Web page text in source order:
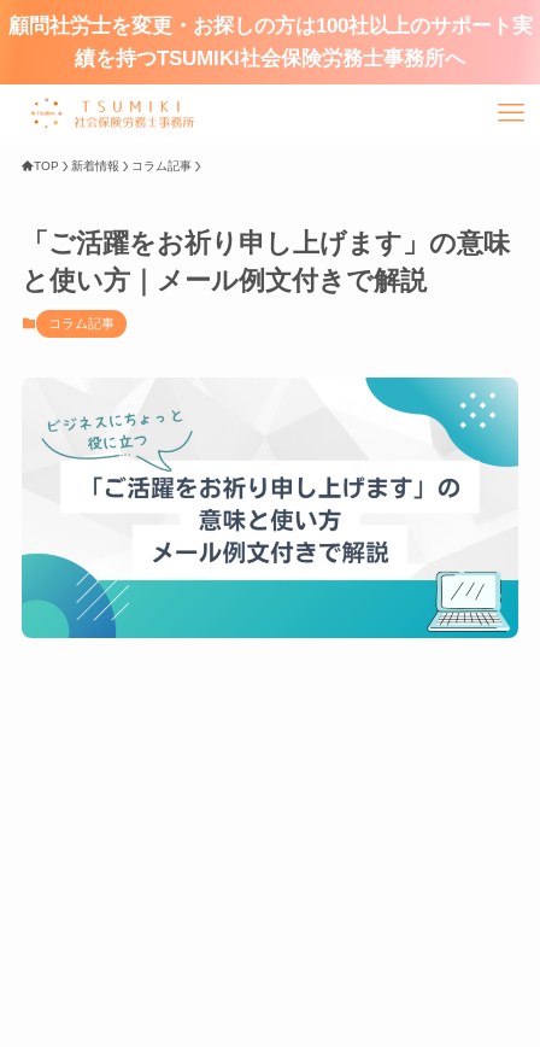
顧問社労士を変更・お探しの方は100社以上のサポート実
績を持つTSUMIKI社会保険労務士事務所へ
TOP 新着情報 コラム記事
「ご活躍をお祈り申し上げます」の意味
と使い方｜メール例文付きで解説
コラム記事